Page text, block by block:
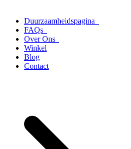
Duurzaamheidspagina
FAQs
Over Ons
Winkel
Blog
Contact